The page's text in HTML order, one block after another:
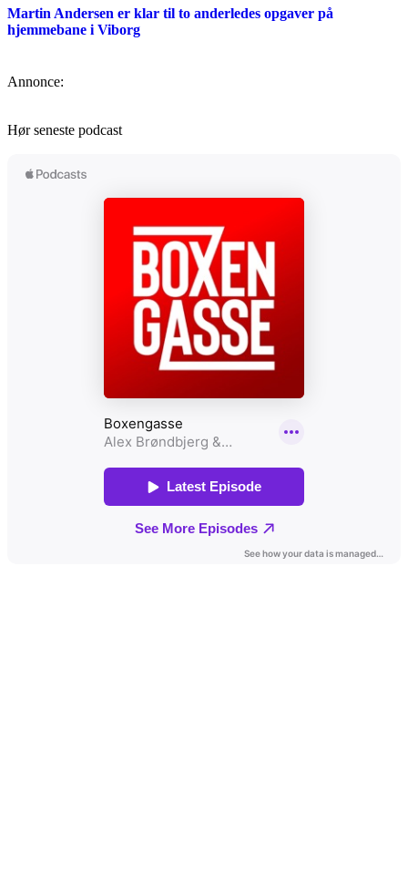
Martin Andersen er klar til to anderledes opgaver på
hjemmebane i Viborg
Annonce:
Hør seneste podcast